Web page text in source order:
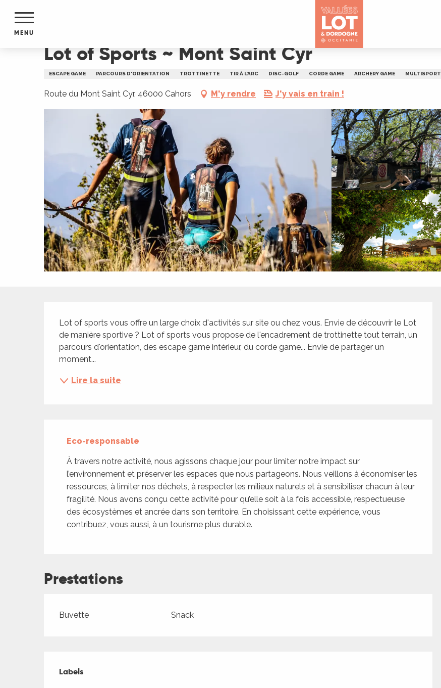
contenu
MENU
Lot of Sports ~ Mont Saint Cyr
ESCAPE GAME PARCOURS D'ORIENTATION TROTTINETTE TIR À L’ARC DISC-GOLF CORDE GAME ARCHERY GAME MULTISPORT
Route du Mont Saint Cyr, 46000 Cahors M'y rendre J'y vais en train !
Description
Lot of sports vous offre un large choix d'activités sur site ou chez vous. Envie de découvrir le Lot
de manière sportive ? Lot of sports vous propose de l'encadrement de trottinette tout terrain, un
parcours d'orientation, des escape game intérieur, du corde game... Envie de partager un
moment...
Lire la suite
Eco-responsable
À travers notre activité, nous agissons chaque jour pour limiter notre impact sur
l’environnement et préserver les espaces que nous partageons. Nous veillons à économiser les
ressources, à limiter nos déchets, à respecter les milieux naturels et à sensibiliser chacun à leur
fragilité. Nous avons conçu cette activité pour qu’elle soit à la fois accessible, respectueuse
des écosystèmes et ancrée dans son territoire. En choisissant cette expérience, vous
contribuez, vous aussi, à un tourisme plus durable.
Prestations
Buvette Snack
Offres de prestations
Labels
Labels